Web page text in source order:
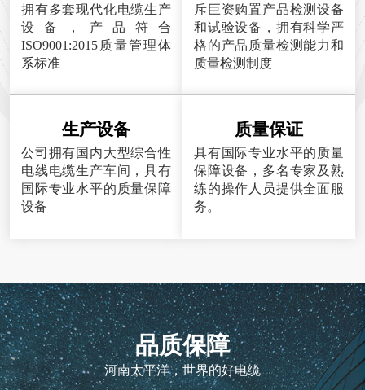
拥有多套现代化电缆生产
设备，产品符合
ISO9001:2015质量管理体
系标准
斥巨资购置产品检测设备
和试验设备，拥有科学严
格的产品质量检测能力和
质量检测制度
生产设备
公司拥有国内大型综合性
电线电缆生产车间，具有
国际专业水平的质量保障
设备
质量保证
具有国际专业水平的质量
保障设备，多名专家及熟
练的操作人员提供全面服
务。
品质保障
河南太平洋，世界的好电缆